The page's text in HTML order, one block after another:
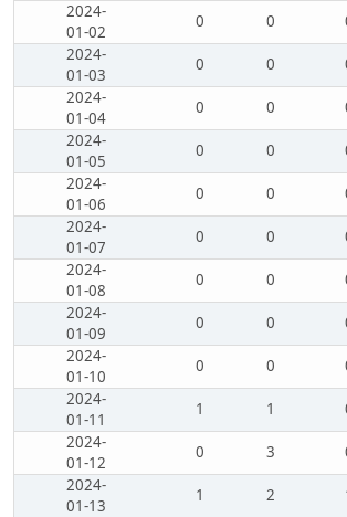
2024-
01-02
0 0
2024-
01-03
0 0
2024-
01-04
0 0
2024-
01-05
0 0
2024-
01-06
0 0
2024-
01-07
0 0
2024-
01-08
0 0
2024-
01-09
0 0
2024-
01-10
0 0
2024-
01-11
1 1
2024-
01-12
0 3
2024-
01-13
1 2